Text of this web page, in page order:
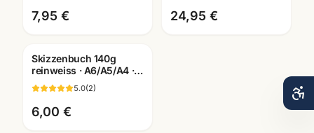
Mannheim
7,95 €
Künstlerbedarf
Mannheim
24,95 €
Skizzenbuch 140g
reinweiss · A6/A5/A4 ·
Zeichenpapier für
Studien unterwegs
5.0(2)
6,00 €